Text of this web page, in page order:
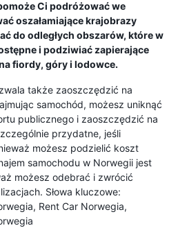
Ci podróżować we
oszałamiające krajobrazy
do odległych obszarów, które w
i podziwiać zapierające
fiordy, góry i lodowce.
także zaoszczędzić na
samochód, możesz uniknąć
publicznego i zaoszczędzić na
przydatne, jeśli
możesz podzielić koszt
samochodu w Norwegii jest
możesz odebrać i zwrócić
Słowa kluczowe:
Rent Car Norwegia,